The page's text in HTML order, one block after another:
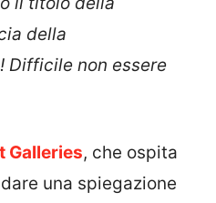
della
Difficile non essere
Galleries, che ospita
una spiegazione